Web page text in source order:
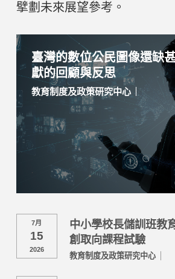
擘劃未來展望參考。
臺灣的數位公民圖像還缺
獻的回顧與反思
教育制度及政策研究中心
7月
15
2026
中小學校長儲訓班教
創取向課程試驗
教育制度及政策研究中心